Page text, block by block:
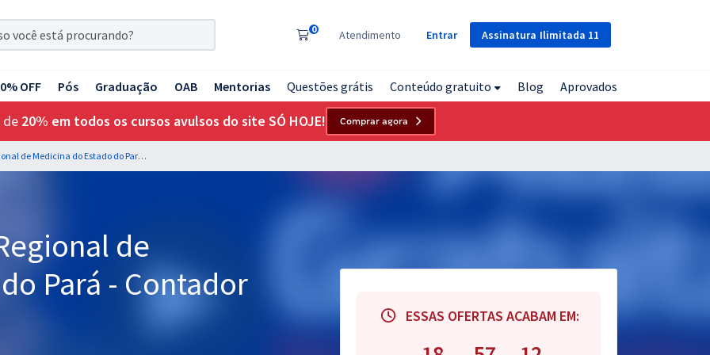
Assinatura Ilimitada 11
0 Atendimento Entrar
OFF Pós Graduação OAB Mentorias Questões grátis Conteúdo gratuito Blog Aprovados
de 20% em todos os cursos avulsos do site SÓ HOJE! Comprar agora
CRM PA - Conselho Regional de Medicina do Estado do Pará - Contador e Controle Interno
de
Pará - Contador
ESSAS OFERTAS ACABAM EM: